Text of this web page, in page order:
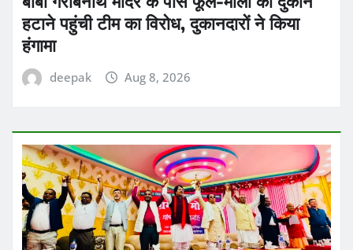
हटाने पहुंची टीम का विरोध, दुकानदारों ने किया
हंगामा
deepak Aug 8, 2026